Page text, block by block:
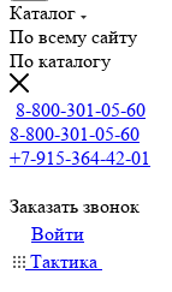
Каталог
По всему сайту
По каталогу
8-800-301-05-60
8-800-301-05-60
+7-915-364-42-01
Заказать звонок
Войти
Тактика